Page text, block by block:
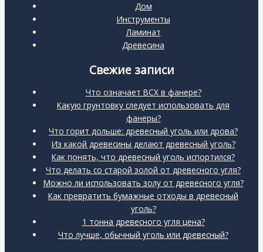
Дом
Инструменты
Ламинат
Древесина
Свежие записи
Что означает BCX в фанере?
Какую грунтовку следует использовать для
фанеры?
Что горит дольше: древесный уголь или дрова?
Из какой древесины делают древесный уголь?
Как понять, что древесный уголь испортился?
Что делать со старой золой от древесного угля?
Можно ли использовать золу от древесного угля?
Как превратить бумажные отходы в древесный
уголь?
1 тонна древесного угля цена?
Что лучше, обычный уголь или древесный?